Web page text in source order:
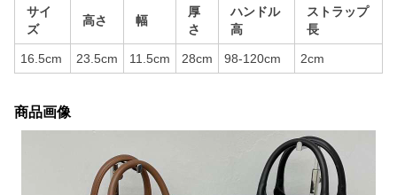
サイ
ズ
高さ 幅
厚
さ
ハンドル
高
ストラップ
長
16.5cm 23.5cm 11.5cm 28cm 98-120cm 2cm
商品画像